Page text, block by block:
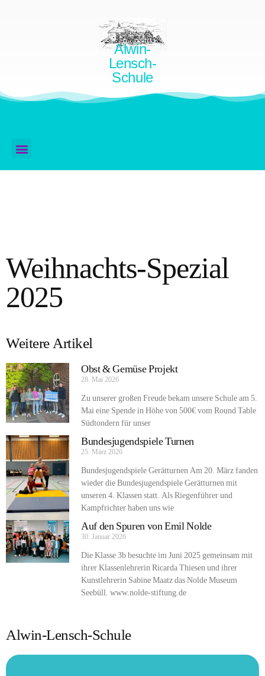
Alwin-
Lensch-
Schule
Weihnachts-Spezial
2025
Weitere Artikel
Obst & Gemüse Projekt
28. Mai 2026
Zu unserer großen Freude bekam unsere Schule am 5.
Mai eine Spende in Höhe von 500€ vom Round Table
Südtondern für unser
Bundesjugendspiele Turnen
25. März 2026
Bundesjugendspiele Gerätturnen Am 20. März fanden
wieder die Bundesjugendspiele Gerätturnen mit
unseren 4. Klassen statt. Als Riegenführer und
Kampfrichter haben uns wie
Auf den Spuren von Emil Nolde
30. Januar 2026
Die Klasse 3b besuchte im Juni 2025 gemeinsam mit
ihrer Klassenlehrerin Ricarda Thiesen und ihrer
Kunstlehrerin Sabine Maatz das Nolde Museum
Seebüll. www.nolde-stiftung.de
Alwin-Lensch-Schule